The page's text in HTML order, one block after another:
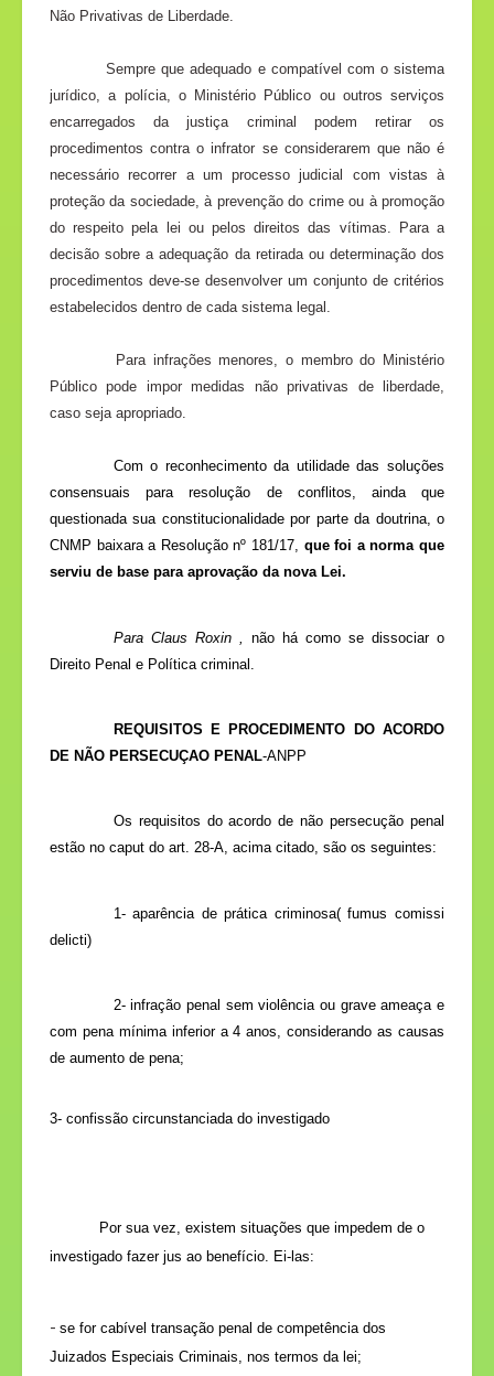
Não Privativas de Liberdade.
Sempre que adequado e compatível com o sistema
jurídico, a polícia, o Ministério Público ou outros serviços
encarregados da justiça criminal podem retirar os
procedimentos contra o infrator se considerarem que não é
necessário recorrer a um processo judicial com vistas à
proteção da sociedade, à prevenção do crime ou à promoção
do respeito pela lei ou pelos direitos das vítimas. Para a
decisão sobre a adequação da retirada ou determinação dos
procedimentos deve-se desenvolver um conjunto de critérios
estabelecidos dentro de cada sistema legal.
Para infrações menores, o membro do Ministério
Público pode impor medidas não privativas de liberdade,
caso seja apropriado.
Com o reconhecimento da utilidade das soluções
consensuais para resolução de conflitos, ainda que
questionada sua constitucionalidade por parte da doutrina, o
CNMP baixara a Resolução nº 181/17, que foi a norma que
serviu de base para aprovação da nova Lei.
Para Claus Roxin , não há como se dissociar o
Direito Penal e Política criminal.
REQUISITOS E PROCEDIMENTO DO ACORDO
DE NÃO PERSECUÇAO PENAL-ANPP
Os requisitos do acordo de não persecução penal
estão no caput do art. 28-A, acima citado, são os seguintes:
1- aparência de prática criminosa( fumus comissi
delicti)
2- infração penal sem violência ou grave ameaça e
com pena mínima inferior a 4 anos, considerando as causas
de aumento de pena;
3- confissão circunstanciada do investigado
Por sua vez, existem situações que impedem de o
investigado fazer jus ao benefício. Ei-las:
- se for cabível transação penal de competência dos
Juizados Especiais Criminais, nos termos da lei;